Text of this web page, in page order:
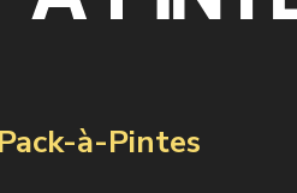
à-Pintes